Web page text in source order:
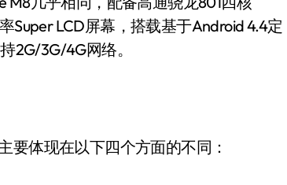
Super LCD屏幕，搭载基于Android 4.4定
2G/3G/4G网络。
体现在以下四个方面的不同：